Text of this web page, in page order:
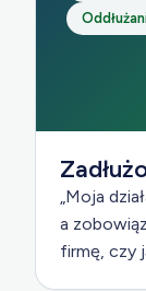
„Moja
a
firmę, czy